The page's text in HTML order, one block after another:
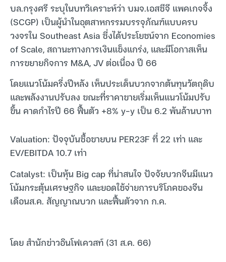
บล.กรุงศรี ระบุในบทวิเคราะห์ว่า บมจ.เอสซีจี แพคเกจจิ้ง
(SCGP) เป็นผู้นำในอุตสาหกรรมบรรจุภัณฑ์แบบครบ
วงจรใน Southeast Asia ซึ่งได้ประโยชน์จาก Economies
of Scale, สถานะทางการเงินแข็งแกร่ง, และมีโอกาสเห็น
การขยายกิจการ M&A, JV ต่อเนื่อง ปี 66
โดยแนวโน้มครึ่งปีหลัง เห็นประเด็นบวกจากต้นทุนวัตถุดิบ
และพลังงานปรับลง ขณะที่ราคาขายเริ่มเห็นแนวโน้มปรับ
ขึ้น คาดกำไรปี 66 ฟื้นตัว +8% y-y เป็น 6.2 พันล้านบาท
Valuation: ปัจจุบันซื้อขายบน PER23F ที่ 22 เท่า และ
EV/EBITDA 10.7 เท่า
Catalyst: เป็นหุ้น Big cap ที่น่าสนใจ ปัจจัยบวกจีนมีแนว
โน้มกระตุ้นเศรษฐกิจ และยอดใช้จ่ายการบริโภคของจีน
เดือนส.ค. สัญญาณบวก และฟื้นตัวจาก ก.ค.
โดย สำนักข่าวอินโฟเควสท์ (31 ส.ค. 66)